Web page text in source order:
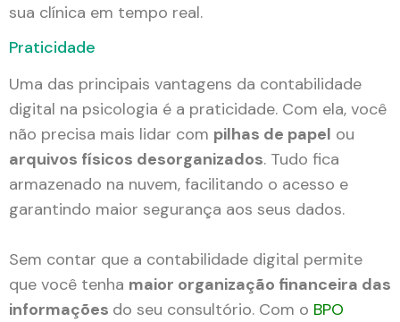
sua clínica em tempo real.
Praticidade
Uma das principais vantagens da contabilidade
digital na psicologia é a praticidade. Com ela, você
não precisa mais lidar com pilhas de papel ou
arquivos físicos desorganizados. Tudo fica
armazenado na nuvem, facilitando o acesso e
garantindo maior segurança aos seus dados.
Sem contar que a contabilidade digital permite
que você tenha maior organização financeira das
informações do seu consultório. Com o BPO